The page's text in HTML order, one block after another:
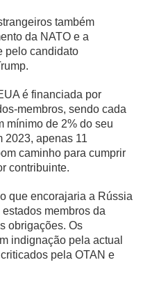
também
da NATO e a
pelo candidato
é financiada por
membros, sendo cada
mínimo de 2% do seu
2023, apenas 11
caminho para cumprir
contribuinte.
que encorajaria a Rússia
membros da
obrigações. Os
indignação pela actual
pela OTAN e